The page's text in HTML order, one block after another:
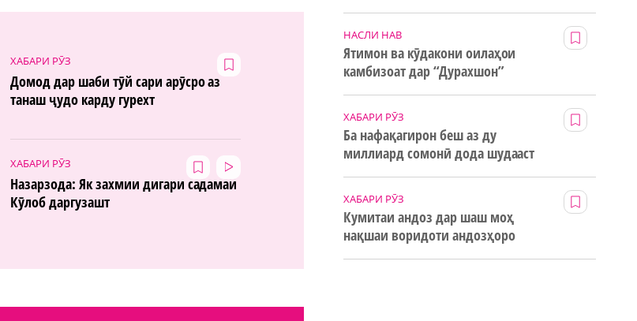
ХАБАРИ РӮЗ
Домод дар шаби тӯй сари арӯсро аз
танаш ҷудо карду гурехт
ХАБАРИ РӮЗ
Назарзода: Як захмии дигари садамаи
Кӯлоб даргузашт
НАСЛИ НАВ
Ятимон ва кӯдакони оилаҳои
камбизоат дар “Дурахшон”
ХАБАРИ РӮЗ
Ба нафақагирон беш аз ду
миллиард сомонӣ дода шудааст
ХАБАРИ РӮЗ
Кумитаи андоз дар шаш моҳ
нақшаи воридоти андозҳоро